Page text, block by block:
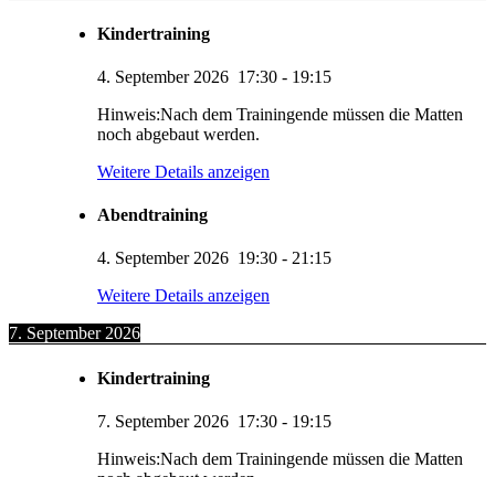
Kindertraining
4. September 2026 17:30 - 19:15
Hinweis:Nach dem Trainingende müssen die Matten
noch abgebaut werden.
Weitere Details anzeigen
Abendtraining
4. September 2026 19:30 - 21:15
Weitere Details anzeigen
7. September 2026
Kindertraining
7. September 2026 17:30 - 19:15
Hinweis:Nach dem Trainingende müssen die Matten